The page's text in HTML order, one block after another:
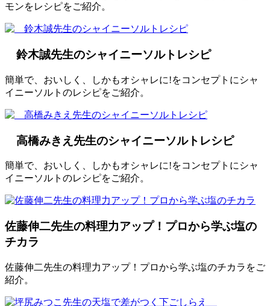
モンをレシピをご紹介。
鈴木誠先生のシャイニーソルトレシピ
簡単で、おいしく、しかもオシャレに!をコンセプトにシャ
イニーソルトのレシピをご紹介。
高橋みきえ先生のシャイニーソルトレシピ
簡単で、おいしく、しかもオシャレに!をコンセプトにシャ
イニーソルトのレシピをご紹介。
佐藤伸二先生の料理力アップ！プロから学ぶ塩の
チカラ
佐藤伸二先生の料理力アップ！プロから学ぶ塩のチカラをご
紹介。